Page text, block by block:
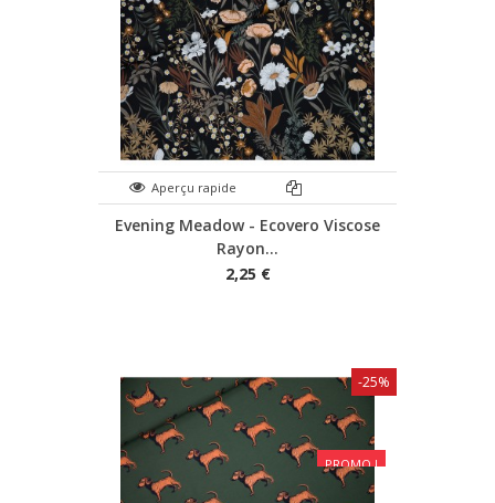
Aperçu rapide
Evening Meadow - Ecovero Viscose
Rayon...
2,25 €
PROMO !
-25%